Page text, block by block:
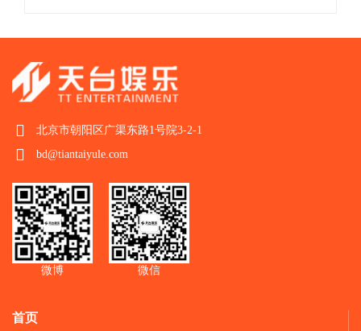
北京市朝阳区广渠东路1号院3-2-1
bd@tiantaiyule.com
微博 微信
首页